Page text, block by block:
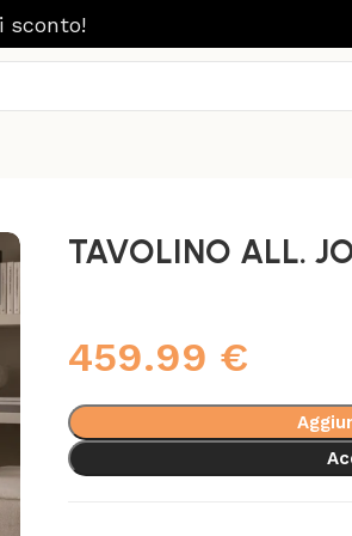
TAVOLINO ALL.
459.99 €